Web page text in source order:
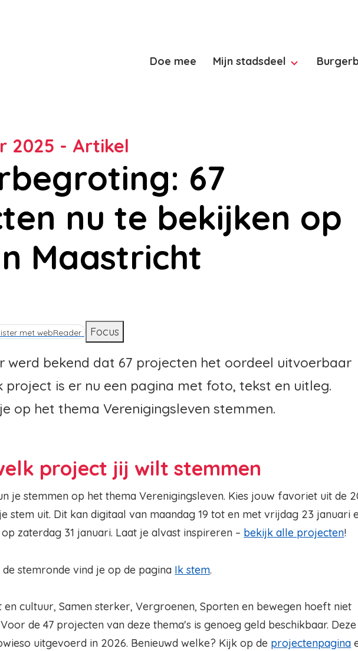
Doe mee Mijn stadsdeel
2025 - Artikel
67
nu te bekijken op
Maastricht
met webReader Focus
werd bekend dat 67 projecten het oordeel uitvoerbaar
project is er nu een pagina met foto, tekst en uitleg.
op het thema Verenigingsleven stemmen.
project jij wilt stemmen
je stemmen op het thema Verenigingsleven. Kies jouw favoriet uit de
stem uit. Dit kan digitaal van maandag 19 tot en met vrijdag 23 januari
zaterdag 31 januari. Laat je alvast inspireren – bekijk alle projecten!
stemronde vind je op de pagina Ik stem.
en cultuur, Samen sterker, Vergroenen, Sporten en bewegen hoeft niet
de 47 projecten van deze thema's is genoeg geld beschikbaar. Deze
uitgevoerd in 2026. Benieuwd welke? Kijk op de projectenpagina